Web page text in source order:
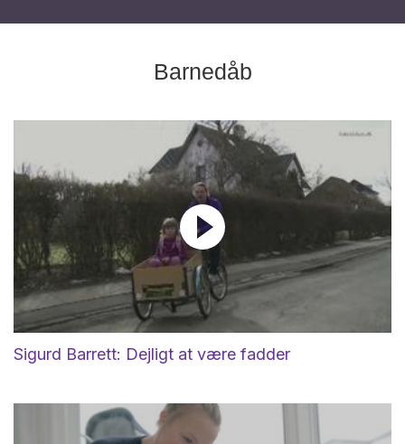
Barnedåb
Sigurd Barrett: Dejligt at være fadder